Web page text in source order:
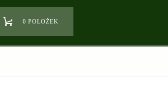
0 POLOŽEK